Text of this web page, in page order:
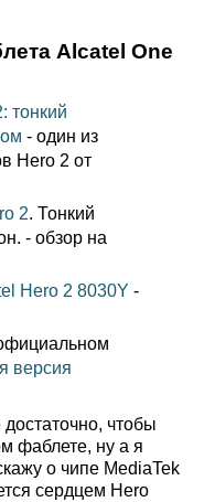
Alcatel One
тонкий
- один из
Hero 2 от
2. Тонкий
- обзор на
Hero 2 8030Y -
версия
чтобы
фаблете, ну а я
о чипе MediaTek
сердцем Hero